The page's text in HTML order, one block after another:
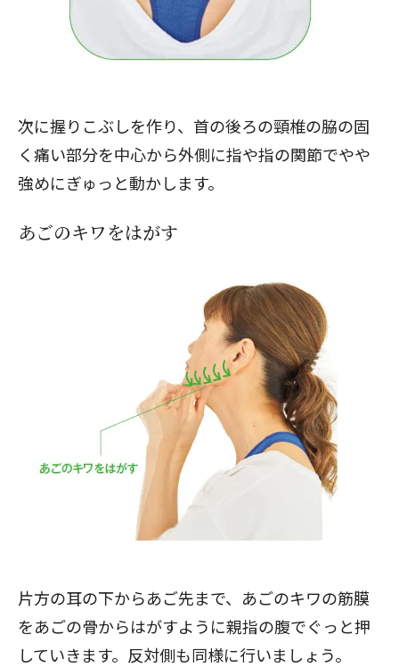
次に握りこぶしを作り、首の後ろの頸椎の脇の固
く痛い部分を中心から外側に指や指の関節でやや
強めにぎゅっと動かします。
あごのキワをはがす
片方の耳の下からあご先まで、あごのキワの筋膜
をあごの骨からはがすように親指の腹でぐっと押
していきます。反対側も同様に行いましょう。